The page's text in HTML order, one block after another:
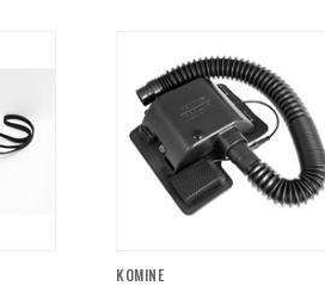
KOMINE